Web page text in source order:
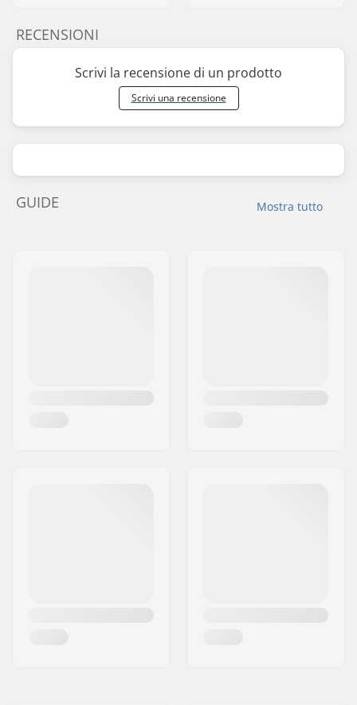
RECENSIONI
Scrivi la recensione di un prodotto
Scrivi una recensione
Mostra tutto
GUIDE